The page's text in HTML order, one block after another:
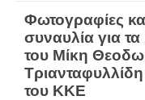
Φωτογραφίες
συναυλία για
του Μίκη
του ΚΚΕ